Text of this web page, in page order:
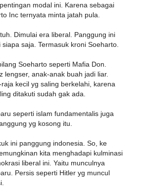
modal ini. Karena sebagai
Inc ternyata minta jatah pula.
Dimulai era liberal. Panggung ini
saja. Termasuk kroni Soeharto.
Soeharto seperti Mafia Don.
lengser, anak-anak buah jadi liar.
kecil yg saling berkelahi, karena
ditakuti sudah gak ada.
seperti islam fundamentalis juga
yg kosong itu.
ini panggung indonesia. So, ke
kita menghadapi kulminasi
liberal ini. Yaitu munculnya
Persis seperti Hitler yg muncul